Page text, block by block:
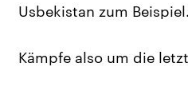
Usbekistan zum
Kämpfe also um die